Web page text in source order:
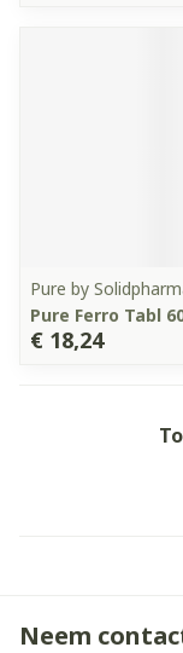
Pure by
Pure Ferro Tabl
€ 18,24
Neem